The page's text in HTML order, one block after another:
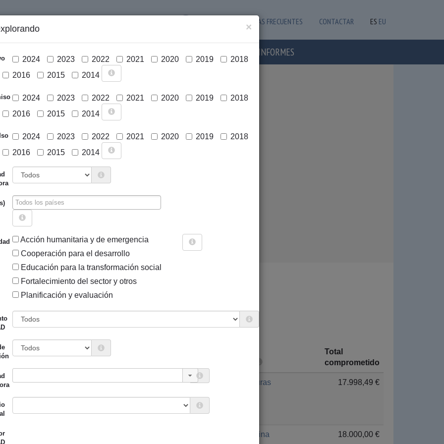
PREGUNTAS FRECUENTES CONTACTAR ES EU
NOTICIAS E INFORMES
Sigue explorando
×
2024 2023 2022 2021 2020 2019
2018
2016 2015 2014
2024 2023 2022 2021 2020 2019
2018
2016 2015 2014
2024 2023 2022 2021 2020 2019
2018
2016 2015 2014
Acción humanitaria y de emergencia
Cooperación para el desarrollo
Educación para la transformación social
Fortalecimiento del sector y otros
Planificación y evaluación
PROYECTOS .
Entidad canalizadora
Total
comprometido
de Zarautz ACOES Zarautz 2024 Honduras 17.998,49 €
de Zarautz Palestina 18.000,00 €